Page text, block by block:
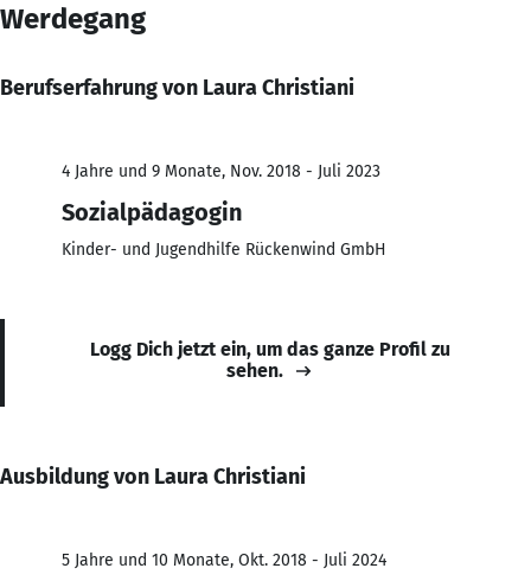
Werdegang
Berufserfahrung von Laura Christiani
4 Jahre und 9 Monate, Nov. 2018 - Juli 2023
Sozialpädagogin
Kinder- und Jugendhilfe Rückenwind GmbH
Logg Dich jetzt ein, um das ganze Profil zu
sehen.
Ausbildung von Laura Christiani
5 Jahre und 10 Monate, Okt. 2018 - Juli 2024